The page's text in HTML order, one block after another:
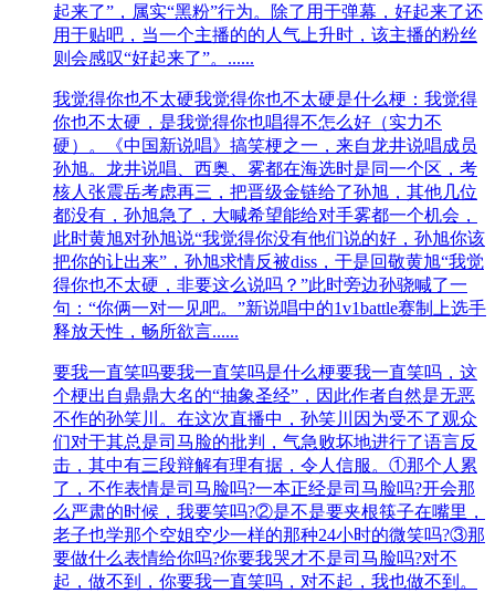
起来了”，属实“黑粉”行为。除了用于弹幕，好起来了还
用于贴吧，当一个主播的的人气上升时，该主播的粉丝
则会感叹“好起来了”。......
我觉得你也不太硬我觉得你也不太硬是什么梗：我觉得
你也不太硬，是我觉得你也唱得不怎么好（实力不
硬）。《中国新说唱》搞笑梗之一，来自龙井说唱成员
孙旭。龙井说唱、西奥、雾都在海选时是同一个区，考
核人张震岳考虑再三，把晋级金链给了孙旭，其他几位
都没有，孙旭急了，大喊希望能给对手雾都一个机会，
此时黄旭对孙旭说“我觉得你没有他们说的好，孙旭你该
把你的让出来”，孙旭求情反被diss，于是回敬黄旭“我觉
得你也不太硬，非要这么说吗？”此时旁边孙骁喊了一
句：“你俩一对一见吧。”新说唱中的1v1battle赛制上选手
释放天性，畅所欲言......
要我一直笑吗要我一直笑吗是什么梗要我一直笑吗，这
个梗出自鼎鼎大名的“抽象圣经”，因此作者自然是无恶
不作的孙笑川。在这次直播中，孙笑川因为受不了观众
们对于其总是司马脸的批判，气急败坏地进行了语言反
击，其中有三段辩解有理有据，令人信服。①那个人累
了，不作表情是司马脸吗?一本正经是司马脸吗?开会那
么严肃的时候，我要笑吗?②是不是要夹根筷子在嘴里，
老子也学那个空姐空少一样的那种24小时的微笑吗?③那
要做什么表情给你吗?你要我哭才不是司马脸吗?对不
起，做不到，你要我一直笑吗，对不起，我也做不到。